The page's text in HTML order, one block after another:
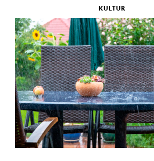
KULTUR